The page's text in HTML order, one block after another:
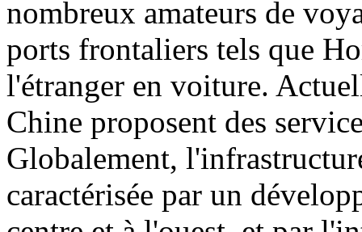
nombreux amateurs de
ports frontaliers tels que
l'étranger en voiture.
Chine proposent des
Globalement,
caractérisée par un